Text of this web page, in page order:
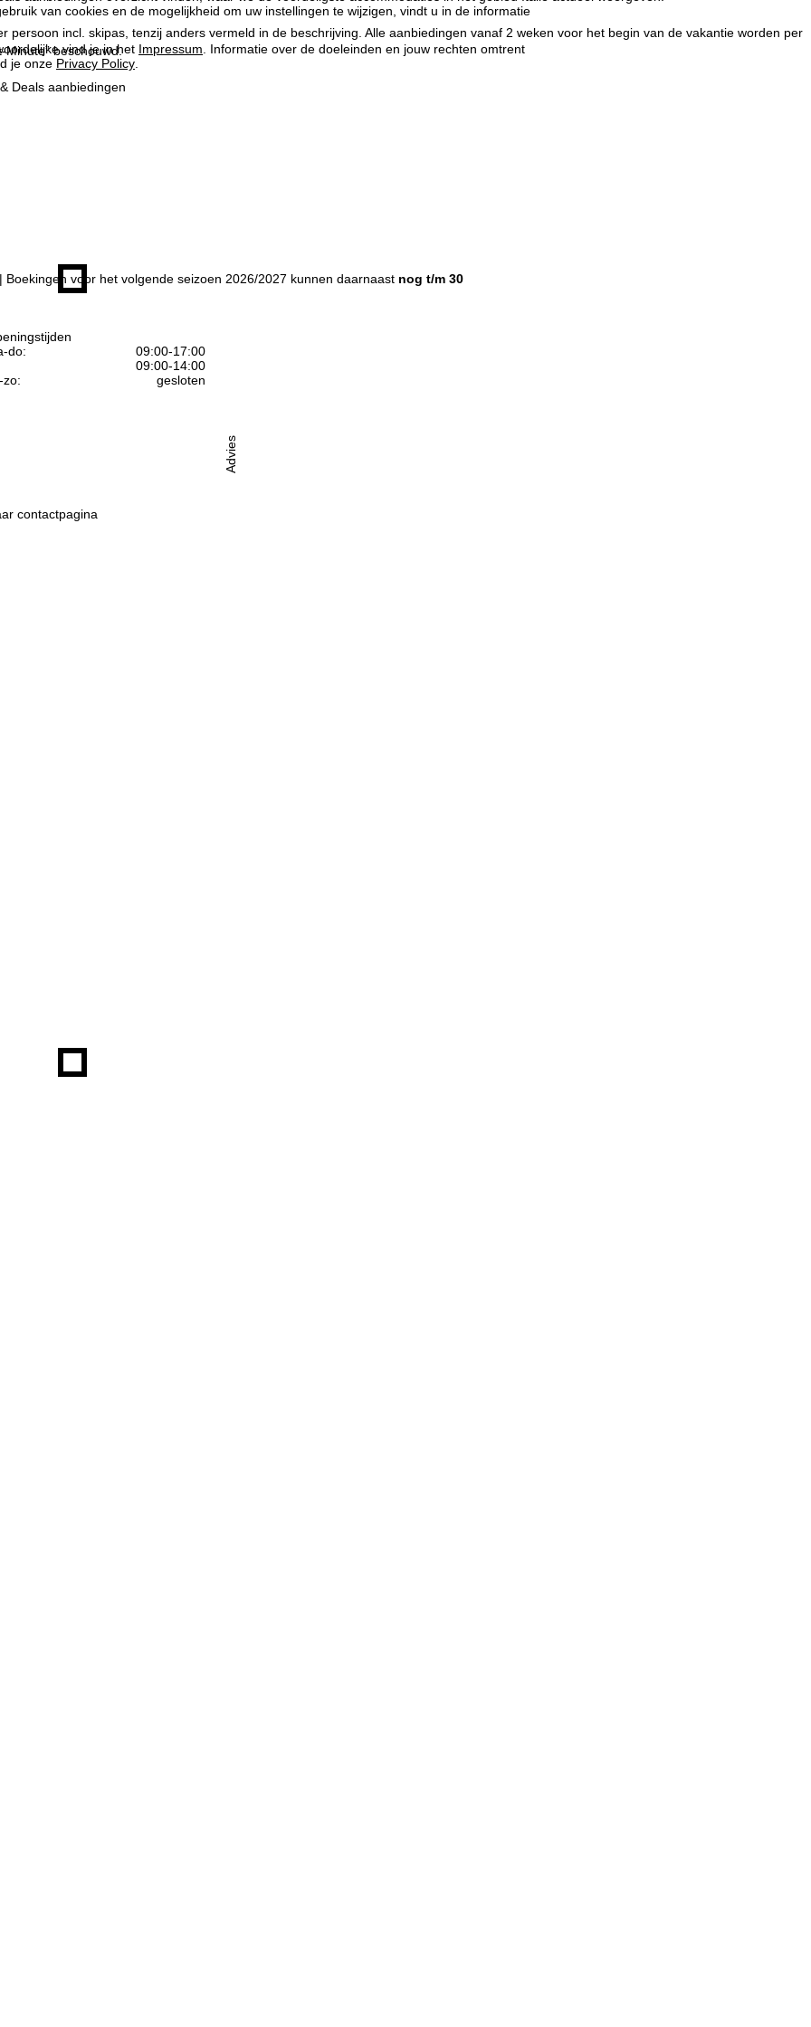
van cookies en de mogelijkheid om uw instellingen te wijzigen, vindt u in de informatie
vind je in het Impressum . Informatie over de doeleinden en jouw rechten omtrent
je onze Privacy Policy
do:
09:00-17:00
09:00-14:00
zo:
gesloten
contactpagina
Advies
persoon incl. skipas, tenzij anders vermeld in de beschrijving. Alle aanbiedingen vanaf 2 weken voor het begin van de vakantie worden per
Minute” beschouwd.
Deals aanbiedingen
Boekingen voor het volgende seizoen 2026/2027 kunnen daarnaast nog t/m 30